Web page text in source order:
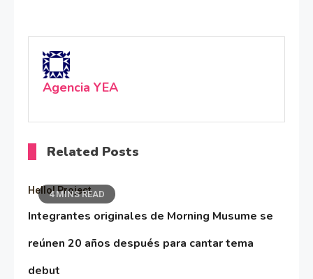
Agencia YEA
Related Posts
4 MINS READ
Hello! Project
Integrantes originales de Morning Musume se
reúnen 20 años después para cantar tema
debut